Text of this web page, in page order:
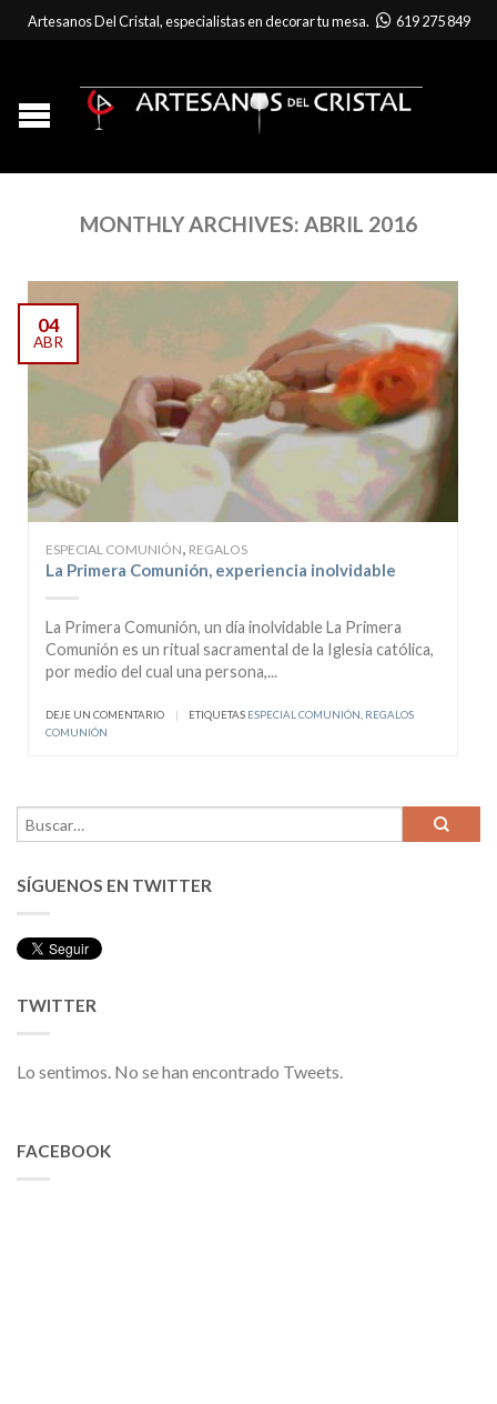
Artesanos Del Cristal, especialistas en decorar tu mesa. 619 275 849
MONTHLY ARCHIVES: ABRIL 2016
04
ABR
ESPECIAL COMUNIÓN, REGALOS
La Primera Comunión, experiencia inolvidable
La Primera Comunión, un día inolvidable La Primera
Comunión es un ritual sacramental de la Iglesia católica,
por medio del cual una persona,...
DEJE UN COMENTARIO | ETIQUETAS ESPECIAL COMUNIÓN REGALOS
COMUNIÓN
SÍGUENOS EN TWITTER
TWITTER
Lo sentimos. No se han encontrado Tweets.
FACEBOOK